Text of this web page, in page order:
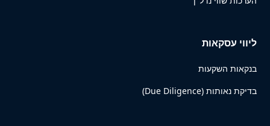
ליווי עסקאות
בנקאות השקעות
בדיקת נאותות (Due Diligence)